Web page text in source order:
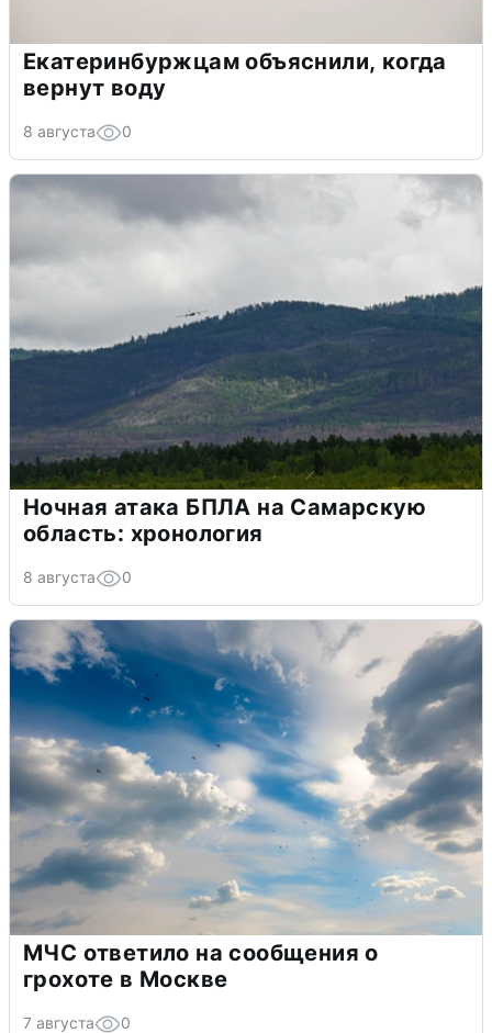
Екатеринбуржцам объяснили, когда
вернут воду
8 августа 0
Ночная атака БПЛА на Самарскую
область: хронология
8 августа 0
МЧС ответило на сообщения о
грохоте в Москве
7 августа 0